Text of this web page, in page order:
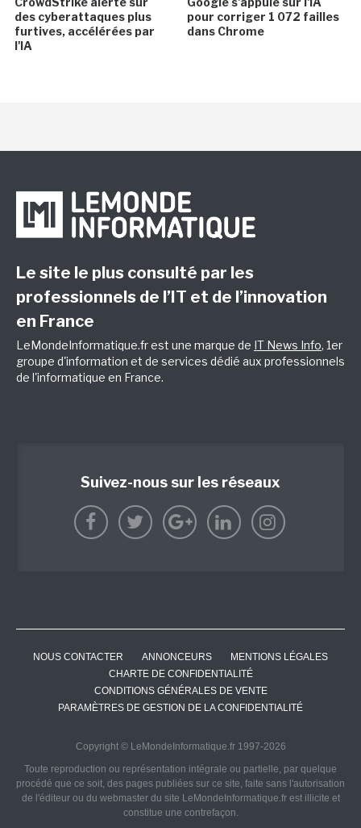
des cyberattaques plus
furtives, accélérées par
l'IA
pour corriger 1 072 failles
dans Chrome
Le site le plus consulté par les
professionnels de l’IT et de l’innovation
en France
LeMondeInformatique.fr est une marque de IT News Info, 1er
groupe d'information et de services dédié aux professionnels
de l'informatique en France.
Suivez-nous sur les réseaux
NOUS CONTACTER ANNONCEURS
MENTIONS LÉGALES
CHARTE DE CONFIDENTIALITÉ
CONDITIONS GÉNÉRALES DE VENTE
PARAMÈTRES DE GESTION DE LA CONFIDENTIALITÉ
Copyright © LeMondeInformatique.fr 1997-2026
Toute reproduction ou représentation intégrale ou partielle, par quelque
procédé que ce soit, des pages publiées sur ce site, faite sans l'autorisation
de l'éditeur ou du webmaster du site LeMondeInformatique.fr est illicite et
constitue une contrefaçon.